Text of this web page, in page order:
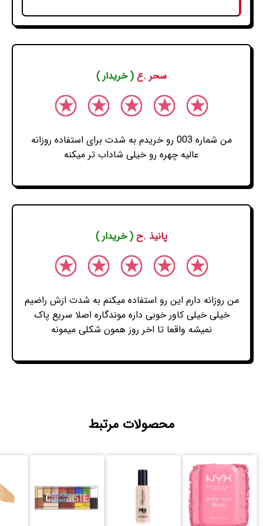
سحر .ع ( خریدار )
من شماره 003 رو خریدم به شدت برای استفاده روزانه
عالیه چهره رو خیلی شاداب تر میکنه
پانیذ .ح ( خریدار )
من روزانه دارم این رو استفاده میکنم به شدت ازش راضیم
خیلی خیلی کاور خوبی داره موندگاره اصلا سریع پاک
نمیشه واقعا تا اخر روز همون شکلی میمونه
محصولات مرتبط